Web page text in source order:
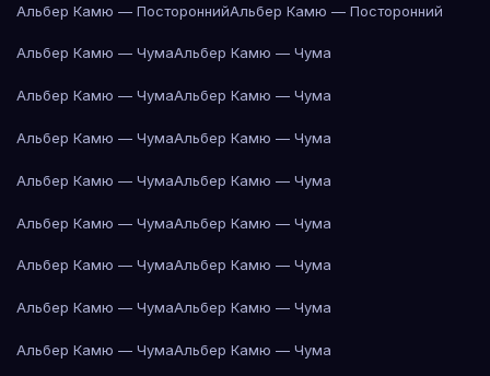
Альбер Камю — ПостороннийАльбер Камю — Посторонний
Альбер Камю — ЧумаАльбер Камю — Чума
Альбер Камю — ЧумаАльбер Камю — Чума
Альбер Камю — ЧумаАльбер Камю — Чума
Альбер Камю — ЧумаАльбер Камю — Чума
Альбер Камю — ЧумаАльбер Камю — Чума
Альбер Камю — ЧумаАльбер Камю — Чума
Альбер Камю — ЧумаАльбер Камю — Чума
Альбер Камю — ЧумаАльбер Камю — Чума